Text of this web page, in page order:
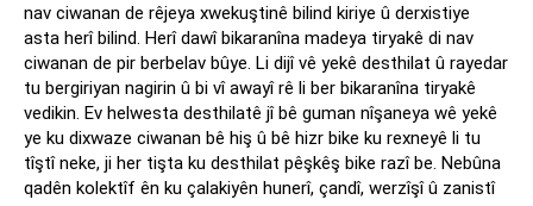
nav ciwanan de rêjeya xwekuştinê bilind kiriye û derxistiye
asta herî bilind. Herî dawî bikaranîna madeya tiryakê di nav
ciwanan de pir berbelav bûye. Li dijî vê yekê desthilat û rayedar
tu bergiriyan nagirin û bi vî awayî rê li ber bikaranîna tiryakê
vedikin. Ev helwesta desthilatê jî bê guman nîşaneya wê yekê
ye ku dixwaze ciwanan bê hiş û bê hizr bike ku rexneyê li tu
tîştî neke, ji her tişta ku desthilat pêşkêş bike razî be. Nebûna
qadên kolektîf ên ku çalakiyên hunerî, çandî, werzîşî û zanistî